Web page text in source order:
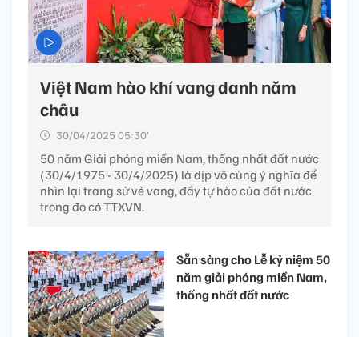
Việt Nam hào khí vang danh năm
châu
30/04/2025 05:30’
50 năm Giải phóng miền Nam, thống nhất đất nước
(30/4/1975 - 30/4/2025) là dịp vô cùng ý nghĩa để
nhìn lại trang sử vẻ vang, đầy tự hào của đất nước
trong đó có TTXVN.
Sẵn sàng cho Lễ kỷ niệm 50
năm giải phóng miền Nam,
thống nhất đất nước